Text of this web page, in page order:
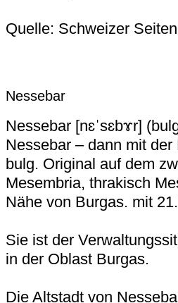
Quelle: Schweizer Seiten
Nessebar
Nessebar [nɛˈsɛbɤr]
Nessebar – dann mit der
bulg. Original auf dem
Mesembria, thrakisch
Nähe von Burgas. mit
Sie ist der
in der Oblast Burgas.
Die Altstadt von